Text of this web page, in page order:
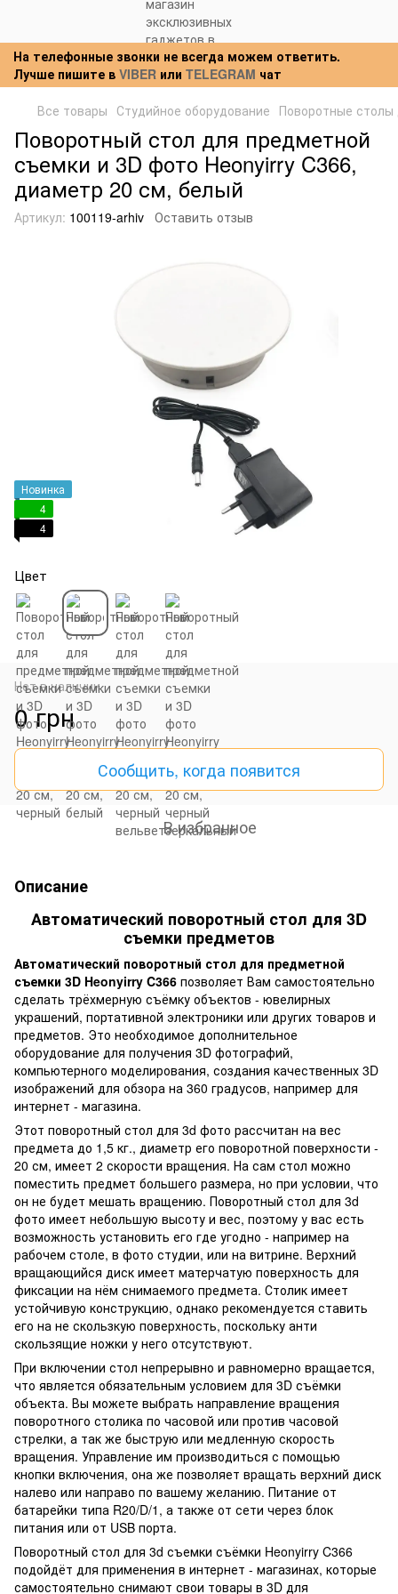
На телефонные звонки не всегда можем ответить.
Лучше пишите в VIBER или TELEGRAM чат
Все товары Студийное оборудование Поворотные
Поворотный стол для предметной
съемки и 3D фото Heonyirry C366,
диаметр 20 см, белый
Артикул: 100119-arhiv Оставить отзыв
Новинка
4
4
Цвет
Нет в наличии
0 грн
Сообщить, когда появится
В избранное
Описание
Автоматический поворотный стол для 3D
съемки предметов
Автоматический поворотный стол для предметной
съемки 3D Heonyirry C366 позволяет Вам самостоятельно
сделать трёхмерную съёмку объектов - ювелирных
украшений, портативной электроники или других товаров и
предметов. Это необходимое дополнительное
оборудование для получения 3D фотографий,
компьютерного моделирования, создания качественных 3D
изображений для обзора на 360 градусов, например для
интернет - магазина.
Этот поворотный стол для 3d фото рассчитан на вес
предмета до 1,5 кг., диаметр его поворотной поверхности -
20 см, имеет 2 скорости вращения. На сам стол можно
поместить предмет большего размера, но при условии, что
он не будет мешать вращению. Поворотный стол для 3d
фото имеет небольшую высоту и вес, поэтому у вас есть
возможность установить его где угодно - например на
рабочем столе, в фото студии, или на витрине. Верхний
вращающийся диск имеет матерчатую поверхность для
фиксации на нём снимаемого предмета. Столик имеет
устойчивую конструкцию, однако рекомендуется ставить
его на не скользкую поверхность, поскольку анти
скользящие ножки у него отсутствуют.
При включении стол непрерывно и равномерно вращается,
что является обязательным условием для 3D съёмки
объекта. Вы можете выбрать направление вращения
поворотного столика по часовой или против часовой
стрелки, а так же быструю или медленную скорость
вращения. Управление им производиться с помощью
кнопки включения, она же позволяет вращать верхний диск
налево или направо по вашему желанию. Питание от
батарейки типа R20/D/1, а также от сети через блок
питания или от USB порта.
Поворотный стол для 3d съемки съёмки Heonyirry C366
подойдёт для применения в интернет - магазинах, которые
самостоятельно снимают свои товары в 3D для